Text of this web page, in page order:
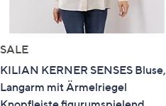
SALE
KILIAN KERNER SENSES Bluse,
Langarm mit Ärmelriegel